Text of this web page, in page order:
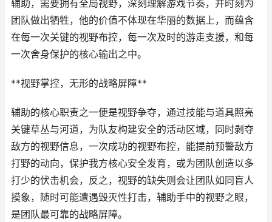
辅助，需要拥有全局视野，深刻理解游戏节奏，并时刻为
团队做出牺牲，他的价值不体现在华丽的数据上，而蕴含
在每一次关键的视野布控，每一次及时的游走支援，和每
一次舍身保护的核心输出之中。
**视野掌控，无形的战略屏障**
辅助的核心职责之一便是视野争夺，通过技能与道具照亮
关键草丛与河道，为队友构建安全的活动区域，同时剥夺
敌方的视野信息，一次成功的视野布控，能提前预警敌方
打野的动向，保护我方核心安全发育，或为团队创造以多
打少的伏击机会，反之，视野的缺失则会让团队如同盲人
摸象，随时可能遭遇毁灭性打击，辅助手中的视野之眼，
是团队最可靠的战略屏障。